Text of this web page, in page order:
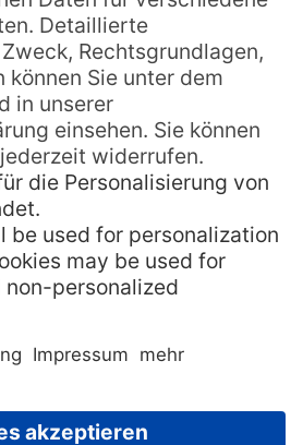
Geschick werden
einzigen Flyboarding-
Delfinsprünge und
Das halbstündige
umgerechnet 117 Euro,
Mehr Einzelheiten
unter:
und Sunshine